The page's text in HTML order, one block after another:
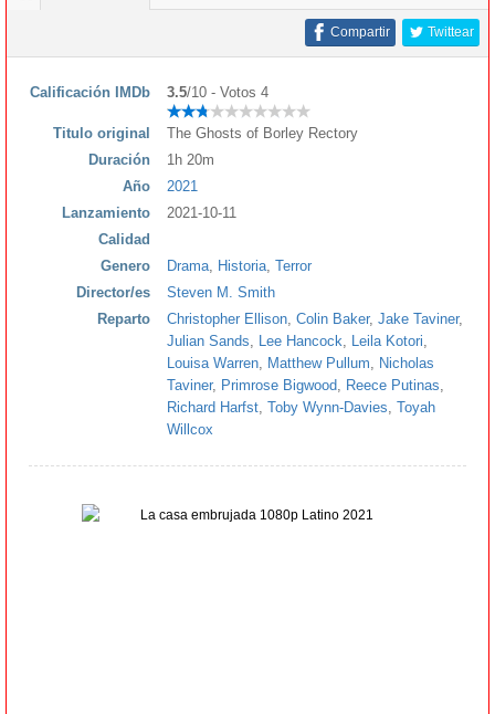
Twittear
Compartir
Calificación IMDb 3.5/10 - Votos 4
Titulo original
The Ghosts of Borley Rectory
Duración
1h 20m
Año
2021
Lanzamiento
2021-10-11
Calidad
Genero
Drama Historia Terror
Director/es
Steven M. Smith
Reparto
Christopher Ellison Colin Baker, Jake Taviner,
Julian Sands
Lee Hancock Leila Kotori
Louisa Warren
Matthew Pullum
Nicholas
Taviner, Primrose Bigwood Reece Putinas
Richard Harfst Toby Wynn-Davies Toyah
Willcox